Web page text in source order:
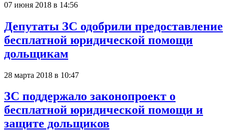
07 июня 2018 в 14:56
Депутаты ЗС одобрили предоставление
бесплатной юридической помощи
дольщикам
28 марта 2018 в 10:47
ЗС поддержало законопроект о
бесплатной юридической помощи и
защите дольщиков